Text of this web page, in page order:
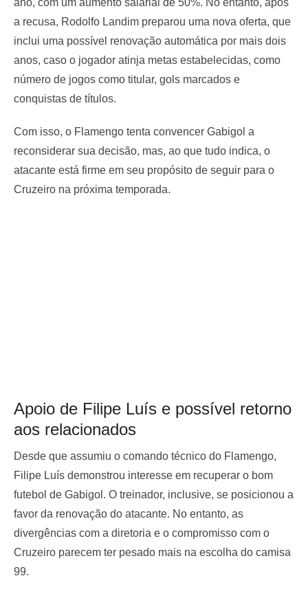
ano, com um aumento salarial de 50%. No entanto, após
a recusa, Rodolfo Landim preparou uma nova oferta, que
inclui uma possível renovação automática por mais dois
anos, caso o jogador atinja metas estabelecidas, como
número de jogos como titular, gols marcados e
conquistas de títulos.
Com isso, o Flamengo tenta convencer Gabigol a
reconsiderar sua decisão, mas, ao que tudo indica, o
atacante está firme em seu propósito de seguir para o
Cruzeiro na próxima temporada.
Apoio de Filipe Luís e possível retorno
aos relacionados
Desde que assumiu o comando técnico do Flamengo,
Filipe Luís demonstrou interesse em recuperar o bom
futebol de Gabigol. O treinador, inclusive, se posicionou a
favor da renovação do atacante. No entanto, as
divergências com a diretoria e o compromisso com o
Cruzeiro parecem ter pesado mais na escolha do camisa
99.